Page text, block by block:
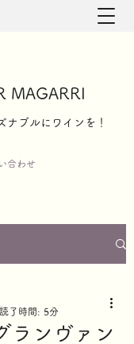
MAGARRI
ナブルにワインを！
合わせ
ランヴァン
読了時間: 5分